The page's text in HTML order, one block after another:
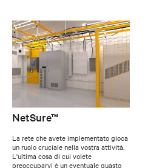
NetSure™
La rete che avete implementato gioca
un ruolo cruciale nella vostra attività.
L'ultima cosa di cui volete
preoccuparvi è un eventuale guasto